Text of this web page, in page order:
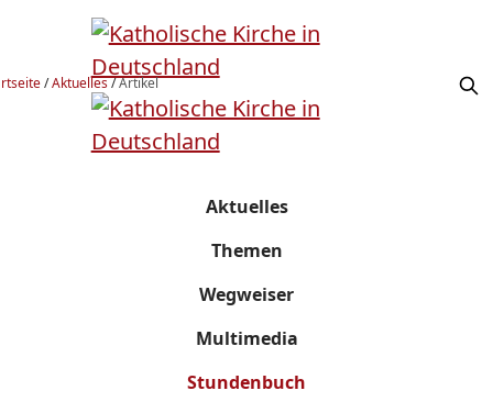
/Aktuelles/Artikel
Aktuelles
Themen
Wegweiser
Multimedia
Stundenbuch